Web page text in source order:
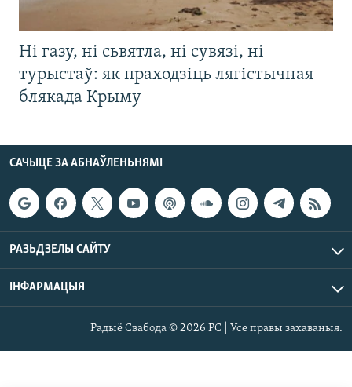
Ні газу, ні сьвятла, ні сувязі, ні
турыстаў: як праходзіць лягістычная
блякада Крыму
САЧЫЦЕ ЗА АБНАЎЛЕНЬНЯМІ
РАЗЬДЗЕЛЫ САЙТУ
ІНФАРМАЦЫЯ
Радыё Свабода © 2026 РС | Усе правы захаваныя.